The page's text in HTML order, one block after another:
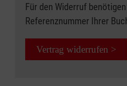
Für den Widerruf
Referenznummer Ihrer
Vertrag widerrufen >